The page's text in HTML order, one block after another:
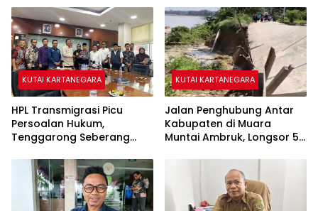
KUTAI KARTANEGARA
HPL Transmigrasi Picu
Persoalan Hukum,
Tenggarong Seberang
Permasalahan Terbanyak
di Kukar
KUTAI KARTANEGARA
Jalan Penghubung Antar
Kabupaten di Muara
Muntai Ambruk, Longsor 50
Warga